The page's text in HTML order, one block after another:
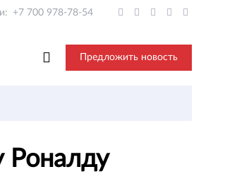
+7 700 978-78-54
Предложить новость
Роналду